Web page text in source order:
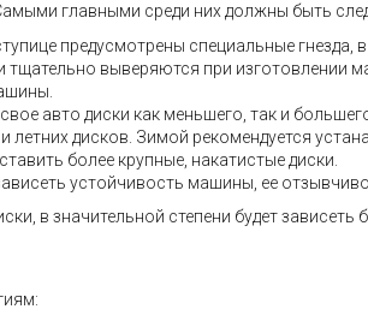
главными среди них должны быть
предусмотрены специальные
тщательно выверяются при
авто диски как меньшего, так и
летних дисков. Зимой рекомендуется
более крупные, накатистые диски.
устойчивость машины, ее
в значительной степени будет